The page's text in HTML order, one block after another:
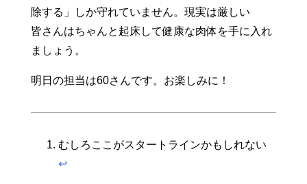
除する」しか守れていません。現実は厳しい
皆さんはちゃんと起床して健康な肉体を手に入れ
ましょう。
明日の担当は60さんです。お楽しみに！
むしろここがスタートラインかもしれない
↩︎